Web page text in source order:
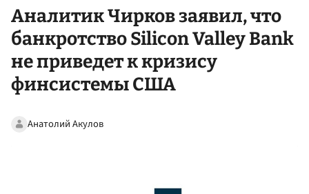
Аналитик Чирков заявил, что
банкротство Silicon Valley Bank
не приведет к кризису
финсистемы США
Анатолий Акулов